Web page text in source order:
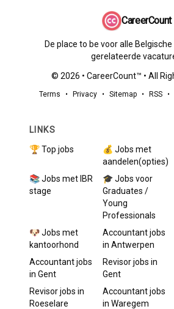
CareerCount
De place to be voor alle
gerelateerde
© 2026 • CareerCount™ • All
Terms • Privacy • Sitemap • RSS •
LINKS
🏆 Top jobs
💰 Jobs met
aandelen(opties)
📚 Jobs met IBR
stage
🎓 Jobs voor
Graduates /
Young
Professionals
🐶 Jobs met
kantoorhond
Accountantjobs
in Antwerpen
Accountantjobs
in Gent
Revisorjobs in
Gent
Revisorjobs in
Roeselare
Accountantjobs
in Waregem